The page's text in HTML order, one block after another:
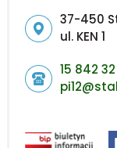
Adres
37-450
ul. KEN 1
15 842